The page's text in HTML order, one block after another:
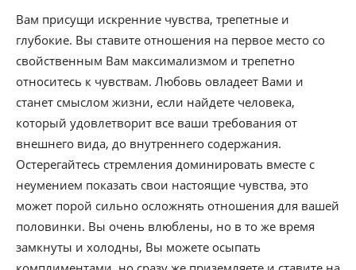
Вам присущи искренние чувства, трепетные и
глубокие. Вы ставите отношения на первое место со
свойственным Вам максимализмом и трепетно
относитесь к чувствам. Любовь овладеет Вами и
станет смыслом жизни, если найдете человека,
который удовлетворит все ваши требования от
внешнего вида, до внутреннего содержания.
Остерегайтесь стремления доминировать вместе с
неумением показать свои настоящие чувства, это
может порой сильно осложнять отношения для вашей
половинки. Вы очень влюблены, но в то же время
замкнуты и холодны, Вы можете осыпать